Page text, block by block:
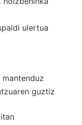
ulertua
guztiz